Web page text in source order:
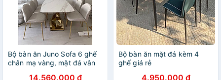
Bộ bàn ăn Juno Sofa 6 ghế
chân mạ vàng, mặt đá vân
14.560.000 đ
Bộ bàn ăn mặt đá kèm 4
ghế giá rẻ
4.950.000 đ